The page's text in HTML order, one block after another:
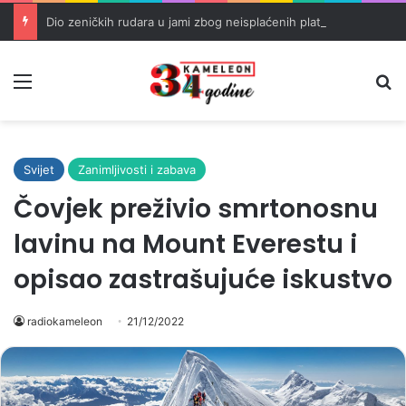
Svijet Zanimljivosti i zabava
Čovjek preživio smrtonosnu
lavinu na Mount Everestu i
opisao zastrašujuće iskustvo
radiokameleon 21/12/2022